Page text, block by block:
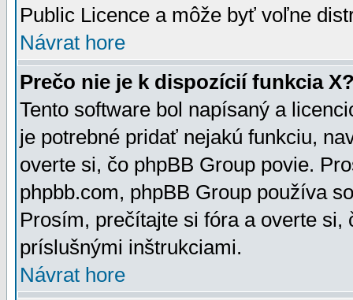
Public Licence a môže byť voľne
Návrat hore
Prečo nie je k dispozícií funkcia
Tento software bol napísaný a
je potrebné pridať nejakú funkciu,
overte si, čo phpBB Group povie.
phpbb.com, phpBB Group používa
Prosím, prečítajte si fóra a overte
príslušnými inštrukciami.
Návrat hore